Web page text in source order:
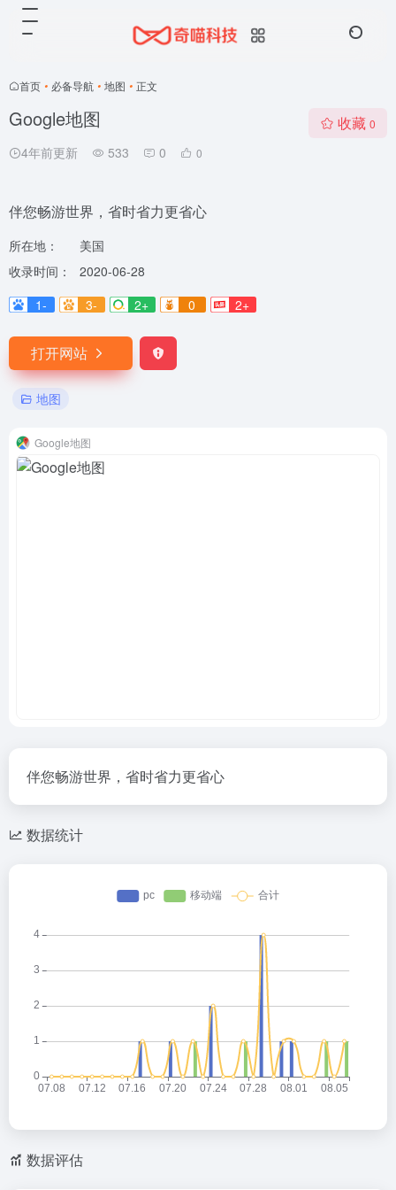
首页 • 必备导航 • 地图 • 正文
Google地图
4年前更新 533 0 0
收藏 0
伴您畅游世界，省时省力更省心
所在地：
美国
收录时间：
2020-06-28
1-
3- 2+ 0 2+
打开网站
地图
Google地图
伴您畅游世界，省时省力更省心
数据统计
数据评估